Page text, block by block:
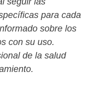
para cada
sobre los
con su uso.
de la salud